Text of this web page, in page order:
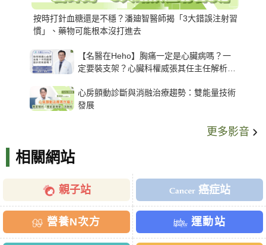
按時打針血糖還是不穩？潘廸智醫師揭「3大錯誤注射習
慣」、藥物可能根本沒打進去
【名醫在Heho】胸痛一定是心臟病嗎？一
定要裝支架？心臟科權威張其任主任解析支
心房顫動診斷與消融治療趨勢：雙能量技術
發展
更多影音
相關網站
親子站 癌症站
營養N次方 運動站